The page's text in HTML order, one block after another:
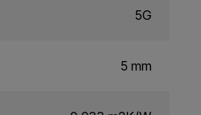
5G
5 mm